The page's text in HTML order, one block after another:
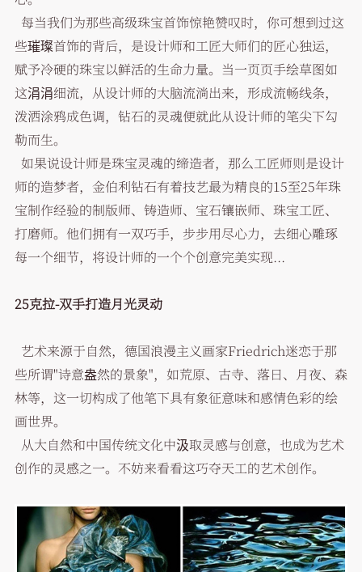
每当我们为那些高级珠宝首饰惊艳赞叹时，你可想到过这
些璀璨首饰的背后，是设计师和工匠大师们的匠心独运，
赋予冷硬的珠宝以鲜活的生命力量。当一页页手绘草图如
这涓涓细流，从设计师的大脑流淌出来，形成流畅线条，
泼洒涂鸦成色调，钻石的灵魂便就此从设计师的笔尖下勾
勒而生。
如果说设计师是珠宝灵魂的缔造者，那么工匠师则是设计
师的造梦者，金伯利钻石有着技艺最为精良的15至25年珠
宝制作经验的制版师、铸造师、宝石镶嵌师、珠宝工匠、
打磨师。他们拥有一双巧手，步步用尽心力，去细心雕琢
每一个细节，将设计师的一个个创意完美实现...
25克拉-双手打造月光灵动
艺术来源于自然，德国浪漫主义画家Friedrich迷恋于那
些所谓"诗意盎然的景象"，如荒原、古寺、落日、月夜、森
林等，这一切构成了他笔下具有象征意味和感情色彩的绘
画世界。
从大自然和中国传统文化中汲取灵感与创意，也成为艺术
创作的灵感之一。不妨来看看这巧夺天工的艺术创作。